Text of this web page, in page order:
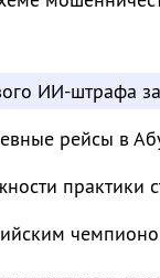
ИИ-штрафа
рейсы в
практики